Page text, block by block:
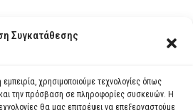
Συγκατάθεσης
χρησιμοποιούμε τεχνολογίες όπως
την πρόσβαση σε πληροφορίες συσκευών. Η
θα μας επιτρέψει να επεξεργαστούμε